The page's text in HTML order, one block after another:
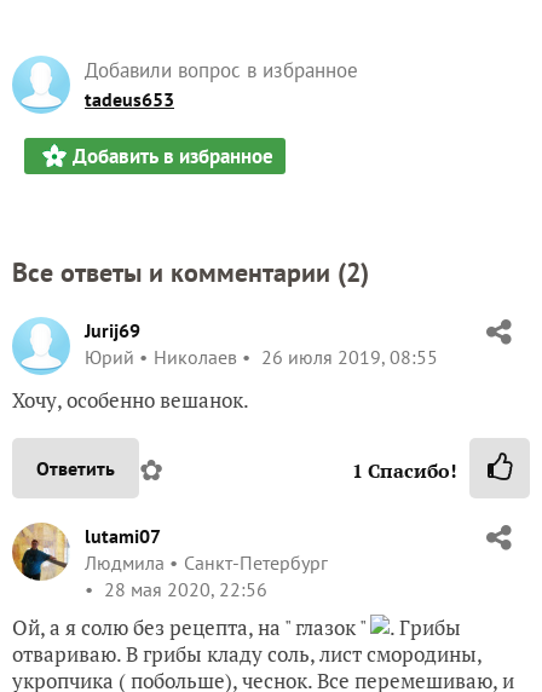
Добавили вопрос в избранное
tadeus653
Добавить в избранное
Все ответы и комментарии (2)
Jurij69
Юрий
Николаев 26 июля 2019, 08:55
Хочу, особенно вешанок.
Ответить ✿ 1 Спасибо!
lutami07
Людмила
Санкт-Петербург
28 мая 2020, 22:56
Ой, а я солю без рецепта, на " глазок "
. Грибы
отвариваю. В грибы кладу соль, лист смородины,
укропчика ( побольше), чеснок. Все перемешиваю, и